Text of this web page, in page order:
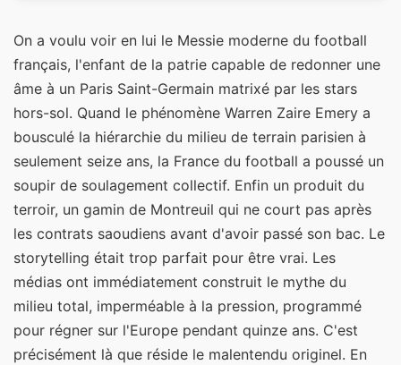
On a voulu voir en lui le Messie moderne du football
français, l'enfant de la patrie capable de redonner une
âme à un Paris Saint-Germain matrixé par les stars
hors-sol. Quand le phénomène Warren Zaire Emery a
bousculé la hiérarchie du milieu de terrain parisien à
seulement seize ans, la France du football a poussé un
soupir de soulagement collectif. Enfin un produit du
terroir, un gamin de Montreuil qui ne court pas après
les contrats saoudiens avant d'avoir passé son bac. Le
storytelling était trop parfait pour être vrai. Les
médias ont immédiatement construit le mythe du
milieu total, imperméable à la pression, programmé
pour régner sur l'Europe pendant quinze ans. C'est
précisément là que réside le malentendu originel. En